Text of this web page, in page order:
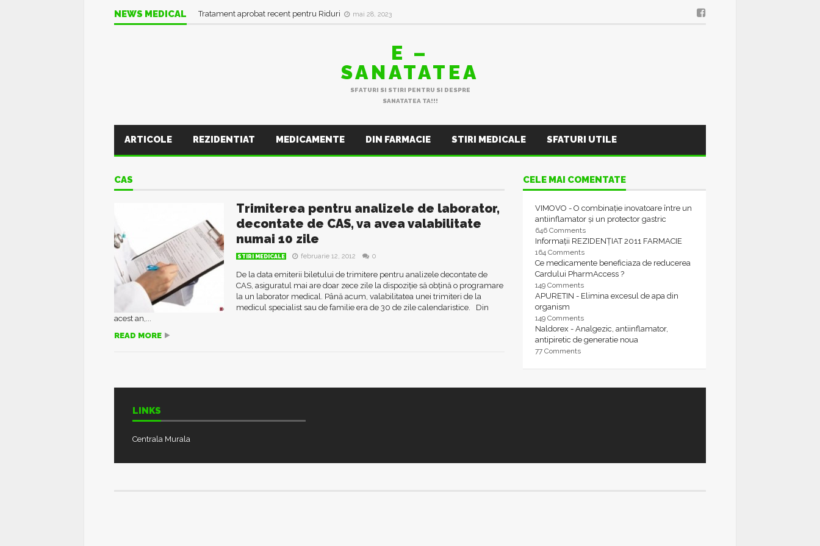
NEWS MEDICAL Tratament aprobat recent pentru Riduri mai 28, 2023
E –
SANATATEA
SFATURI SI STIRI PENTRU SI DESPRE
SANATATEA TA!!!
ARTICOLE REZIDENTIAT MEDICAMENTE DIN FARMACIE STIRI MEDICALE SFATURI UTILE
CAS
Trimiterea pentru analizele de laborator,
decontate de CAS, va avea valabilitate
numai 10 zile
STIRI MEDICALE februarie 12, 2012 0
De la data emiterii biletului de trimitere pentru analizele decontate de
CAS, asiguratul mai are doar zece zile la dispoziţie să obţină o programare
la un laborator medical. Până acum, valabilitatea unei trimiteri de la
medicul specialist sau de familie era de 30 de zile calendaristice. Din
acest an,...
READ MORE
CELE MAI COMENTATE
VIMOVO - O combinație inovatoare între un
antiinflamator și un protector gastric
646 Comments
Informații REZIDENȚIAT 2011 FARMACIE
164 Comments
Ce medicamente beneficiaza de reducerea
Cardului PharmAccess ?
149 Comments
APURETIN - Elimina excesul de apa din
organism
149 Comments
Naldorex - Analgezic, antiinflamator,
antipiretic de generatie noua
77 Comments
LINKS
Centrala Murala